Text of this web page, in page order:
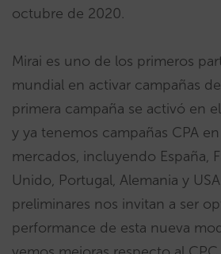
octubre de 2020.
Mirai es uno de los primeros
mundial en activar campañas
primera campaña se activó en
y ya tenemos campañas CPA
mercados, incluyendo España,
Unido, Portugal, Alemania y
preliminares nos invitan a ser
performance de esta nueva